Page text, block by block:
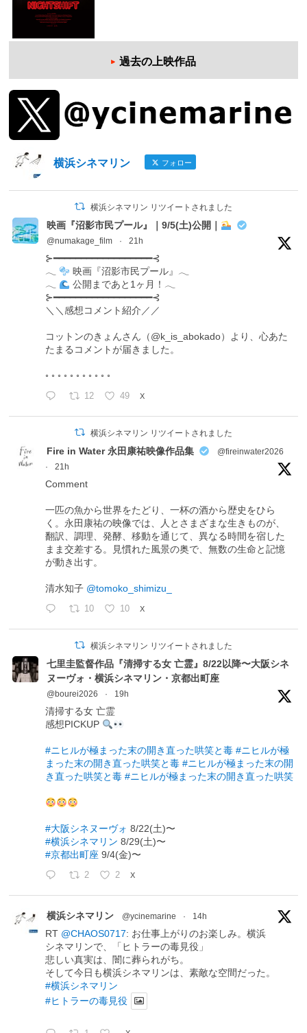
過去の上映作品
横浜シネマリン フォロー
横浜シネマリン リツイートされました
映画『沼影市民プール』｜9/5(土)公開｜
@numakage_film · 21h
⊱━━━━━━━━━━━━━━━━━━⊰
𓂃
映画『沼影市民プール』𓂃
𓂃
公開まであと1ヶ月！𓂃
⊱━━━━━━━━━━━━━━━━━━⊰
＼＼感想コメント紹介／／
コットンのきょんさん（@k_is_abokado）より、心あた
たまるコメントが届きました。
◦ ◦ ◦ ◦ ◦ ◦ ◦ ◦ ◦ ◦ ◦
12 49 X
横浜シネマリン リツイートされました
Fire in Water 永田康祐映像作品集
@fireinwater2026
·
21h
Comment
一匹の魚から世界をたどり、一杯の酒から歴史をひら
く。永田康祐の映像では、人とさまざまな生きものが、
翻訳、調理、発酵、移動を通じて、異なる時間を宿した
まま交差する。見慣れた風景の奥で、無数の生命と記憶
が動き出す。
清水知子 @tomoko_shimizu_
10 10 X
横浜シネマリン リツイートされました
七里圭監督作品『清掃する女 亡霊』8/22以降〜大阪シネ
ヌーヴォ・横浜シネマリン・京都出町座
@bourei2026 · 19h
清掃する女 亡霊
感想PICKUP
#ニヒルが極まった末の開き直った哄笑と毒 #ニヒルが極
まった末の開き直った哄笑と毒 #ニヒルが極まった末の開
き直った哄笑と毒 #ニヒルが極まった末の開き直った哄笑
#大阪シネヌーヴォ 8/22(土)〜
#横浜シネマリン 8/29(土)〜
#京都出町座 9/4(金)〜
2 2 X
横浜シネマリン @ycinemarine · 14h
RT @CHAOS0717: お仕事上がりのお楽しみ。横浜
シネマリンで、「ヒトラーの毒見役」
悲しい真実は、闇に葬られがち。
そして今日も横浜シネマリンは、素敵な空間だった。
#横浜シネマリン
#ヒトラーの毒見役